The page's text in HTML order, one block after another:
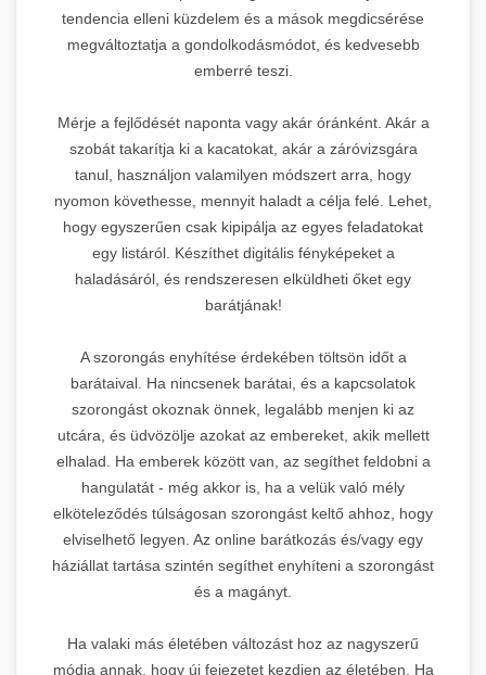
tendencia elleni küzdelem és a mások megdicsérése
megváltoztatja a gondolkodásmódot, és kedvesebb
emberré teszi.
Mérje a fejlődését naponta vagy akár óránként. Akár a
szobát takarítja ki a kacatokat, akár a záróvizsgára
tanul, használjon valamilyen módszert arra, hogy
nyomon követhesse, mennyit haladt a célja felé. Lehet,
hogy egyszerűen csak kipipálja az egyes feladatokat
egy listáról. Készíthet digitális fényképeket a
haladásáról, és rendszeresen elküldheti őket egy
barátjának!
A szorongás enyhítése érdekében töltsön időt a
barátaival. Ha nincsenek barátai, és a kapcsolatok
szorongást okoznak önnek, legalább menjen ki az
utcára, és üdvözölje azokat az embereket, akik mellett
elhalad. Ha emberek között van, az segíthet feldobni a
hangulatát - még akkor is, ha a velük való mély
elköteleződés túlságosan szorongást keltő ahhoz, hogy
elviselhető legyen. Az online barátkozás és/vagy egy
háziállat tartása szintén segíthet enyhíteni a szorongást
és a magányt.
Ha valaki más életében változást hoz az nagyszerű
módja annak, hogy új fejezetet kezdjen az életében. Ha